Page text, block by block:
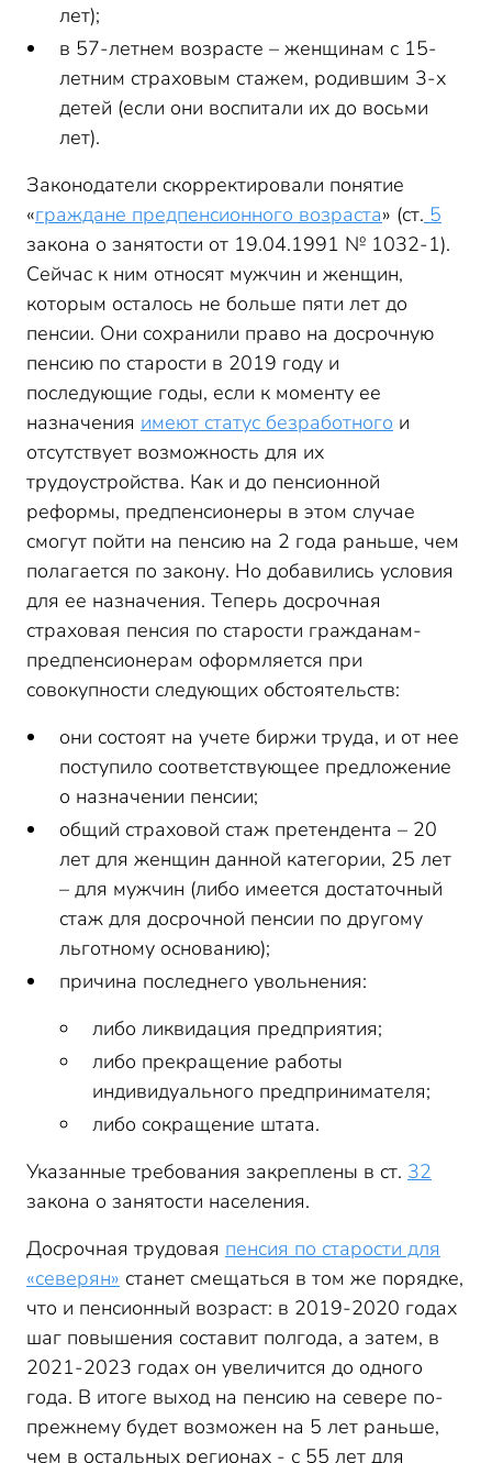
лет);
в 57-летнем возрасте – женщинам с 15-
летним страховым стажем, родившим 3-х
детей (если они воспитали их до восьми
лет).
Законодатели скорректировали понятие
«граждане предпенсионного возраста» (ст. 5
закона о занятости от 19.04.1991 № 1032-1).
Сейчас к ним относят мужчин и женщин,
которым осталось не больше пяти лет до
пенсии. Они сохранили право на досрочную
пенсию по старости в 2019 году и
последующие годы, если к моменту ее
назначения имеют статус безработного и
отсутствует возможность для их
трудоустройства. Как и до пенсионной
реформы, предпенсионеры в этом случае
смогут пойти на пенсию на 2 года раньше, чем
полагается по закону. Но добавились условия
для ее назначения. Теперь досрочная
страховая пенсия по старости гражданам-
предпенсионерам оформляется при
совокупности следующих обстоятельств:
они состоят на учете биржи труда, и от нее
поступило соответствующее предложение
о назначении пенсии;
общий страховой стаж претендента – 20
лет для женщин данной категории, 25 лет
– для мужчин (либо имеется достаточный
стаж для досрочной пенсии по другому
льготному основанию);
причина последнего увольнения:
либо ликвидация предприятия;
либо прекращение работы
индивидуального предпринимателя;
либо сокращение штата.
Указанные требования закреплены в ст. 32
закона о занятости населения.
Досрочная трудовая пенсия по старости для
«северян» станет смещаться в том же порядке,
что и пенсионный возраст: в 2019-2020 годах
шаг повышения составит полгода, а затем, в
2021-2023 годах он увеличится до одного
года. В итоге выход на пенсию на севере по-
прежнему будет возможен на 5 лет раньше,
чем в остальных регионах - с 55 лет для